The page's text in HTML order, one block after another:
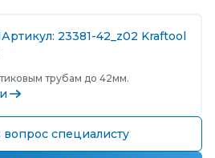
Артикул: 23381-42_z02 Kraftool
трубам до 42мм.
вопрос специалисту